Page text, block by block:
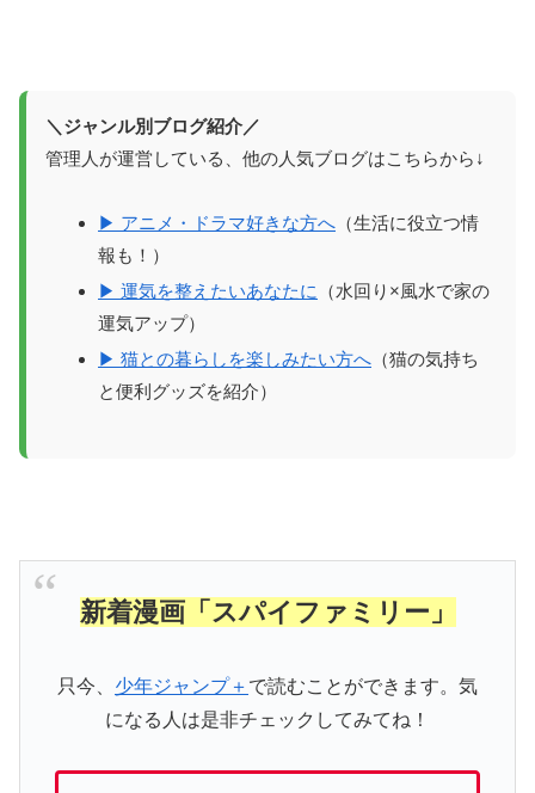
＼ジャンル別ブログ紹介／
管理人が運営している、他の人気ブログはこちらから↓
▶ アニメ・ドラマ好きな方へ （生活に役立つ情
報も！）
▶ 運気を整えたいあなたに
（水回り×風水で家の
運気アップ）
▶ 猫との暮らしを楽しみたい方へ （猫の気持ち
と便利グッズを紹介）
新着漫画「スパイファミリー」
只今、 少年ジャンプ＋ で読むことができます。気
になる人は是非チェックしてみてね！